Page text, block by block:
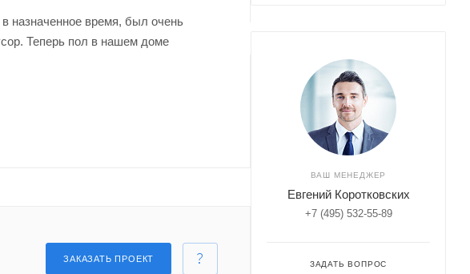
назначенное время, был очень
Теперь пол в нашем доме
ЗАКАЗАТЬ ПРОЕКТ
ВАШ МЕНЕДЖЕР
Евгений Коротковских
+7 (495) 532-55-89
ЗАДАТЬ ВОПРОС